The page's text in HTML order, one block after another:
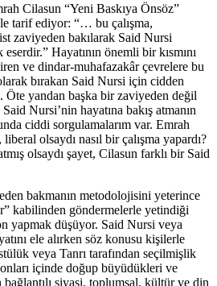
Cilasun “Yeni Baskıya Önsöz”
tarif ediyor: “… bu çalışma,
zaviyeden bakılarak Said Nursi
Hayatının önemli bir kısmını
ve dindar-muhafazakâr çevrelere bu
bırakan Said Nursi için cidden
yandan başka bir zaviyeden değil
Nursi’nin hayatına bakış atmanın
ciddi sorgulamalarım var. Emrah
olsaydı nasıl bir çalışma yapardı?
olsaydı şayet, Cilasun farklı bir Said
bakmanın metodolojisini yeterince
kabilinden göndermelerle yetindiği
yapmak düşüyor. Said Nursi veya
ele alırken söz konusu kişilerle
veya Tanrı tarafından seçilmişlik
içinde doğup büyüdükleri ve
siyasi, toplumsal, kültür ve din